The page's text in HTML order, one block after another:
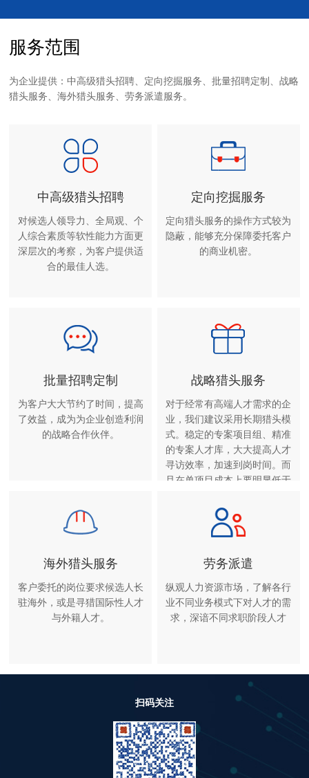
服务范围
为企业提供：中高级猎头招聘、定向挖掘服务、批量招聘定制、战略
猎头服务、海外猎头服务、劳务派遣服务。
中高级猎头招聘
对候选人领导力、全局观、个
人综合素质等软性能力方面更
深层次的考察，为客户提供适
合的最佳人选。
定向挖掘服务
定向猎头服务的操作方式较为
隐蔽，能够充分保障委托客户
的商业机密。
批量招聘定制
为客户大大节约了时间，提高
了效益，成为为企业创造利润
的战略合作伙伴。
战略猎头服务
对于经常有高端人才需求的企
业，我们建议采用长期猎头模
式。稳定的专案项目组、精准
的专案人才库，大大提高人才
寻访效率，加速到岗时间。而
且在单项目成本上要明显低于
海外猎头服务
客户委托的岗位要求候选人长
驻海外，或是寻猎国际性人才
与外籍人才。
劳务派遣
纵观人力资源市场，了解各行
业不同业务模式下对人才的需
求，深谙不同求职阶段人才
扫码关注